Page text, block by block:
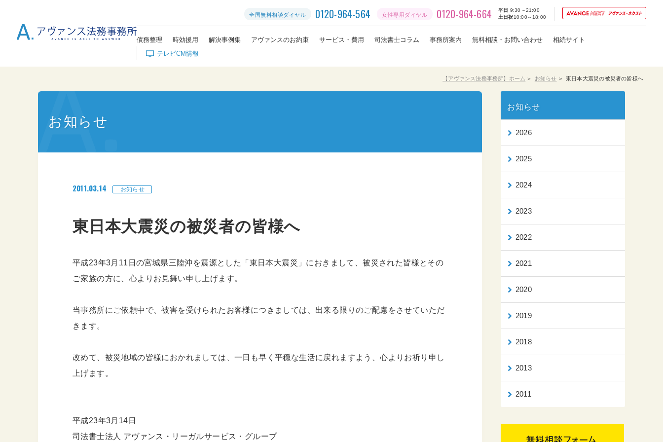
全国無料相談ダイヤル 0120-964-564 女性専用ダイヤル 0120-964-664 平日 9:30～21:00
土日祝10:00～18:00
債務整理 時効援用 解決事例集 アヴァンスのお約束 サービス・費用 司法書士コラム 事務所案内 無料相談・お問い合わせ
相続サイト
テレビCM情報
【アヴァンス法務事務所】ホーム お知らせ 東日本大震災の被災者の皆様へ
お知らせ
2011.03.14 お知らせ
東日本大震災の被災者の皆様へ
平成23年3月11日の宮城県三陸沖を震源とした「東日本大震災」におきまして、被災された皆様とその
ご家族の方に、心よりお見舞い申し上げます。
当事務所にご依頼中で、被害を受けられたお客様につきましては、出来る限りのご配慮をさせていただ
きます。
改めて、被災地域の皆様におかれましては、一日も早く平穏な生活に戻れますよう、心よりお祈り申し
上げます。
平成23年3月14日
司法書士法人 アヴァンス・リーガルサービス・グループ
お知らせ
2026
2025
2024
2023
2022
2021
2020
2019
2018
2013
2011